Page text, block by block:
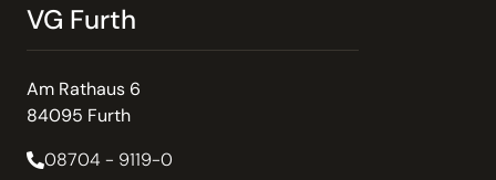
VG Furth
Am Rathaus 6
84095 Furth
08704 - 9119-0